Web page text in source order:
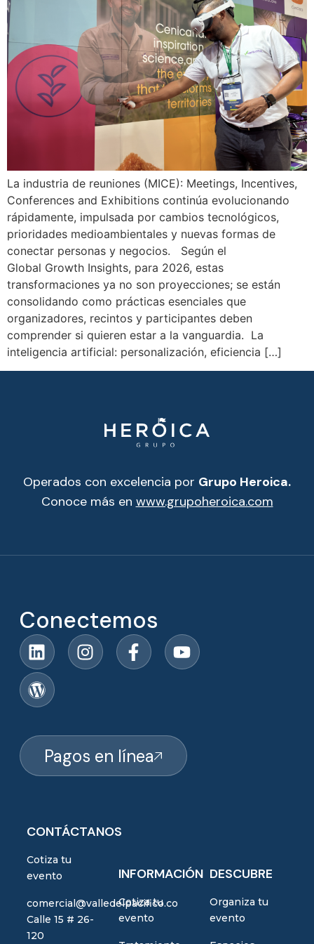
La industria de reuniones (MICE): Meetings, Incentives,
Conferences and Exhibitions continúa evolucionando
rápidamente, impulsada por cambios tecnológicos,
prioridades medioambientales y nuevas formas de
conectar personas y negocios. Según el
Global Growth Insights, para 2026, estas
transformaciones ya no son proyecciones; se están
consolidando como prácticas esenciales que
organizadores, recintos y participantes deben
comprender si quieren estar a la vanguardia. La
inteligencia artificial: personalización, eficiencia […]
Operados con excelencia por Grupo Heroica.
Conoce más en www.grupoheroica.com
Conectemos
Pagos en línea
CONTÁCTANOS
Cotiza tu
evento
comercial@valledelpacifico.co
Calle 15 # 26-
120
INFORMACIÓN
Cotiza tu
evento
DESCUBRE
Organiza tu
evento